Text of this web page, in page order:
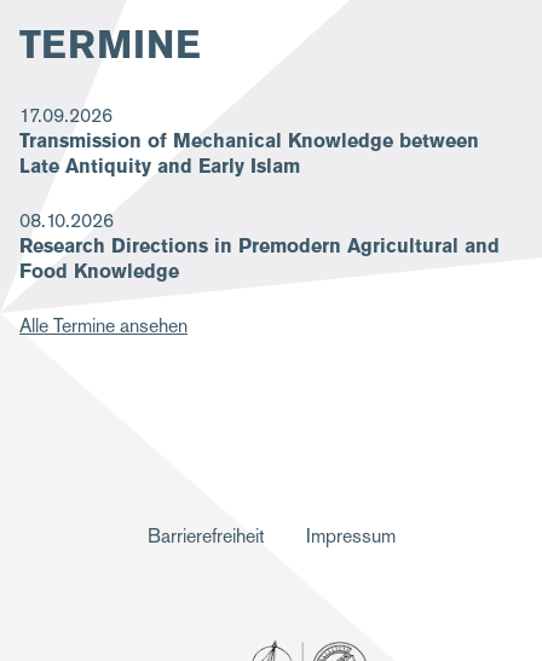
TERMINE
17.09.2026
Transmission of Mechanical Knowledge between
Late Antiquity and Early Islam
08.10.2026
Research Directions in Premodern Agricultural and
Food Knowledge
Alle Termine ansehen
Barrierefreiheit Impressum